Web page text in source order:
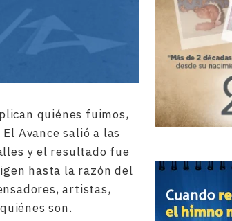
quiénes fuimos,
Avance salió a las
y el resultado fue
hasta la razón del
artistas,
son.